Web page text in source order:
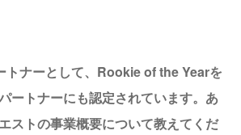
ナーとして、Rookie of the Yearを
ートナーにも認定されています。あ
ストの事業概要について教えてくだ